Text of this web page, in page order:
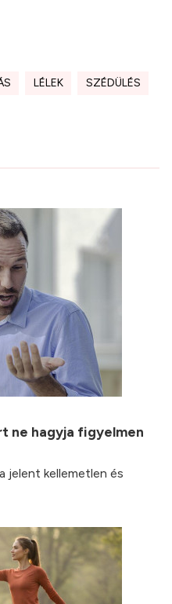
LÉLEK SZÉDÜLÉS
ne hagyja figyelmen
jelent kellemetlen és